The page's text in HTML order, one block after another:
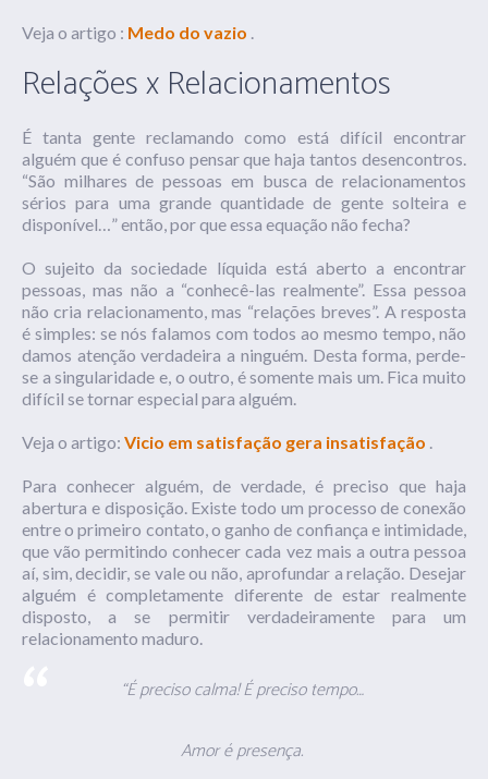
Veja o artigo : Medo do vazio .
Relações x Relacionamentos
É tanta gente reclamando como está difícil encontrar
alguém que é confuso pensar que haja tantos desencontros.
“São milhares de pessoas em busca de relacionamentos
sérios para uma grande quantidade de gente solteira e
disponível…” então, por que essa equação não fecha?
O sujeito da sociedade líquida está aberto a encontrar
pessoas, mas não a “conhecê-las realmente”. Essa pessoa
não cria relacionamento, mas “relações breves”. A resposta
é simples: se nós falamos com todos ao mesmo tempo, não
damos atenção verdadeira a ninguém. Desta forma, perde-
se a singularidade e, o outro, é somente mais um. Fica muito
difícil se tornar especial para alguém.
Veja o artigo: Vicio em satisfação gera insatisfação .
Para conhecer alguém, de verdade, é preciso que haja
abertura e disposição. Existe todo um processo de conexão
entre o primeiro contato, o ganho de confiança e intimidade,
que vão permitindo conhecer cada vez mais a outra pessoa
aí, sim, decidir, se vale ou não, aprofundar a relação. Desejar
alguém é completamente diferente de estar realmente
disposto, a se permitir verdadeiramente para um
relacionamento maduro.
“É preciso calma! É preciso tempo…
Amor é presença.